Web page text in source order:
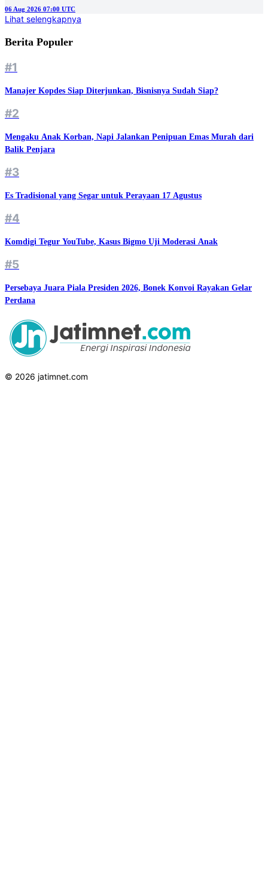
06 Aug 2026 07:00 UTC
Lihat selengkapnya
Berita Populer
#1
Manajer Kopdes Siap Diterjunkan, Bisnisnya Sudah Siap?
#2
Mengaku Anak Korban, Napi Jalankan Penipuan Emas Murah dari
Balik Penjara
#3
Es Tradisional yang Segar untuk Perayaan 17 Agustus
#4
Komdigi Tegur YouTube, Kasus Bigmo Uji Moderasi Anak
#5
Persebaya Juara Piala Presiden 2026, Bonek Konvoi Rayakan Gelar
Perdana
© 2026 jatimnet.com